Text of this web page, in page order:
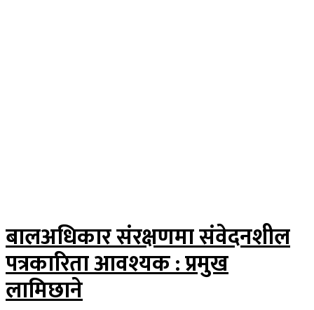
बालअधिकार संरक्षणमा संवेदनशील
पत्रकारिता आवश्यक : प्रमुख
लामिछाने